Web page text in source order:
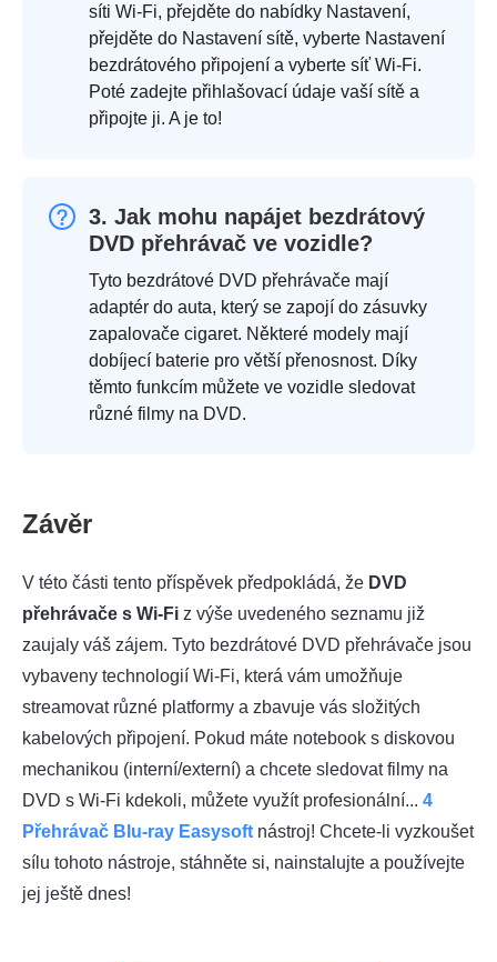
síti Wi-Fi, přejděte do nabídky Nastavení,
přejděte do Nastavení sítě, vyberte Nastavení
bezdrátového připojení a vyberte síť Wi-Fi.
Poté zadejte přihlašovací údaje vaší sítě a
připojte ji. A je to!
3. Jak mohu napájet bezdrátový
DVD přehrávač ve vozidle?
Tyto bezdrátové DVD přehrávače mají
adaptér do auta, který se zapojí do zásuvky
zapalovače cigaret. Některé modely mají
dobíjecí baterie pro větší přenosnost. Díky
těmto funkcím můžete ve vozidle sledovat
různé filmy na DVD.
Závěr
V této části tento příspěvek předpokládá, že DVD
přehrávače s Wi-Fi z výše uvedeného seznamu již
zaujaly váš zájem. Tyto bezdrátové DVD přehrávače jsou
vybaveny technologií Wi-Fi, která vám umožňuje
streamovat různé platformy a zbavuje vás složitých
kabelových připojení. Pokud máte notebook s diskovou
mechanikou (interní/externí) a chcete sledovat filmy na
DVD s Wi-Fi kdekoli, můžete využít profesionální... 4
Přehrávač Blu-ray Easysoft nástroj! Chcete-li vyzkoušet
sílu tohoto nástroje, stáhněte si, nainstalujte a používejte
jej ještě dnes!